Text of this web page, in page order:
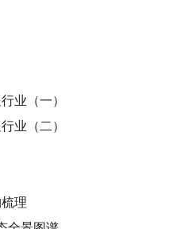
业（一）
业（二）
理